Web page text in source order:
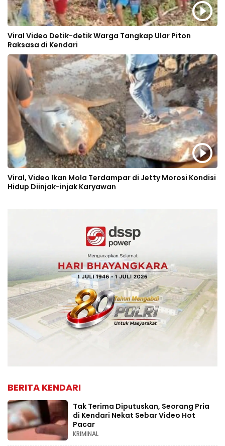
Viral Video Detik-detik Warga Tangkap Ular Piton
Raksasa di Kendari
Viral, Video Ikan Mola Terdampar di Jetty Morosi Kondisi
Hidup Diinjak-injak Karyawan
BERITA KENDARI
Tak Terima Diputuskan, Seorang Pria
di Kendari Nekat Sebar Video Hot
Pacar
KRIMINAL